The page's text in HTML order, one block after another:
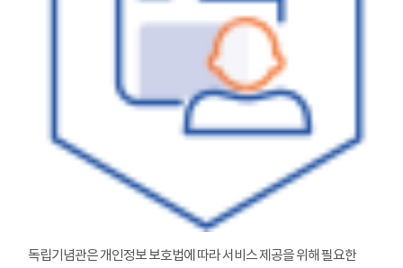
독립기념관은 개인정보 보호법에 따라 서비스 제공을 위해 필요한